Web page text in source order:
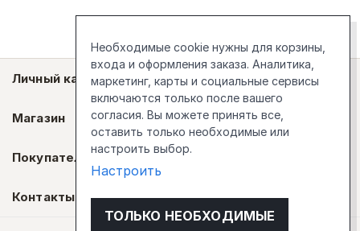
Личный кабинет
Магазин
Покупателям
Контакты
Необходимые cookie нужны для корзины,
входа и оформления заказа. Аналитика,
маркетинг, карты и социальные сервисы
включаются только после вашего
согласия. Вы можете принять все,
оставить только необходимые или
настроить выбор.
Настроить
ТОЛЬКО НЕОБХОДИМЫЕ